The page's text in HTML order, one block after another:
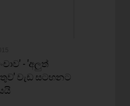
- 'අලුත්
වැඩ සටහනට